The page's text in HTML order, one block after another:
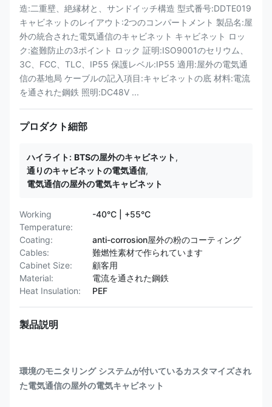
造:二重壁、絶縁材と、サンドイッチ構造 型式番号:DDTE019
キャビネットのレイアウト:2つのコンパートメント 製品名:屋
外の統合された電気通信のキャビネット キャビネット ロッ
ク:盗難防止の3ポイント ロック 証明:ISO9001のセリウム、
3C、FCC、TLC、IP55 保護レベル:IP55 適用:屋外の電気通
信の基地局 ケーブルの記入項目:キャビネットの底 材料:電流
を通された鋼鉄 照明:DC48V ...
プロダクト細部
ハイライト: BTSの屋外のキャビネット,
通りのキャビネットの電気通信,
電気通信の屋外の電気キャビネット
Working
Temperature:
-40°C | +55°C
Coating:
anti-corrosion屋外の粉のコーティング
Cables:
難燃性素材で作られています
Cabinet Size:
顧客用
Material:
電流を通された鋼鉄
Heat Insulation:
PEF
製品説明
環境のモニタリング システムが付いているカスタマイズされ
た電気通信の屋外の電気キャビネット